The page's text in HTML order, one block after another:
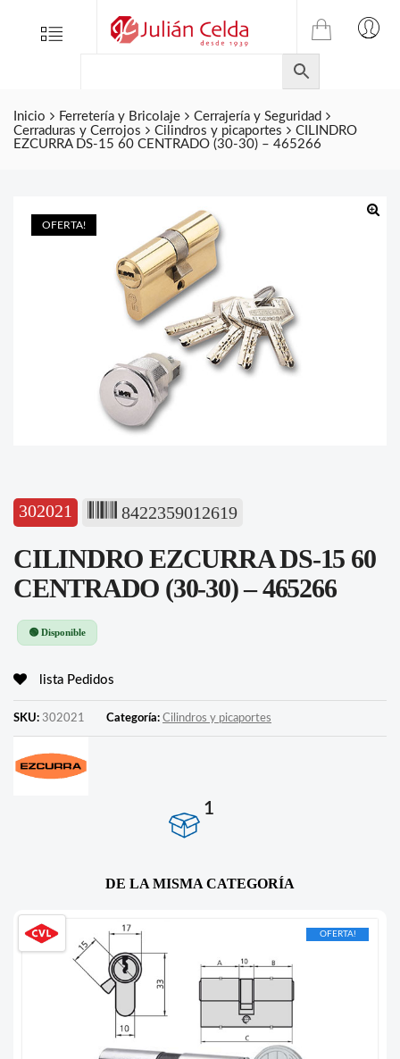
Menu
TIENDA
ONLINE
DE
JULIAN
CELDA
S.L.
Inicio Ferretería y Bricolaje
Cerrajería y Seguridad
Cerraduras y Cerrojos
Cilindros y picaportes
CILINDRO
EZCURRA DS-15 60 CENTRADO (30-30) – 465266
OFERTA!
302021 8422359012619
CILINDRO EZCURRA DS-15 60
CENTRADO (30-30) – 465266
🟢 Disponible
lista Pedidos
SKU: 302021 Categoría: Cilindros y picaportes
1
DE LA MISMA CATEGORÍA
OFERTA!
Folletos
Contacto